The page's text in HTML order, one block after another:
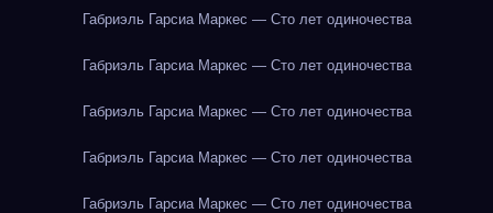
Габриэль Гарсиа Маркес — Сто лет одиночества
Габриэль Гарсиа Маркес — Сто лет одиночества
Габриэль Гарсиа Маркес — Сто лет одиночества
Габриэль Гарсиа Маркес — Сто лет одиночества
Габриэль Гарсиа Маркес — Сто лет одиночества